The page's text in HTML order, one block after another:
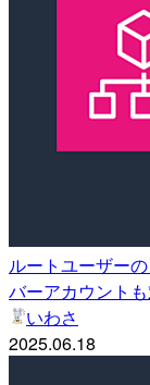
ルートユーザー
バーアカウント
いわさ
2025.06.18